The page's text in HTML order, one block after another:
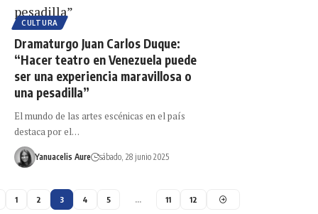
CULTURA
Dramaturgo Juan Carlos Duque:
“Hacer teatro en Venezuela puede
ser una experiencia maravillosa o
una pesadilla”
El mundo de las artes escénicas en el país
destaca por el…
Yanuacelis Aure sábado, 28 junio 2025
1 2 3 4 5 … 11 12